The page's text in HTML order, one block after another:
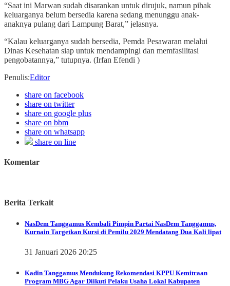
“Saat ini Marwan sudah disarankan untuk dirujuk, namun pihak
keluarganya belum bersedia karena sedang menunggu anak-
anaknya pulang dari Lampung Barat,” jelasnya.
“Kalau keluarganya sudah bersedia, Pemda Pesawaran melalui
Dinas Kesehatan siap untuk mendampingi dan memfasilitasi
pengobatannya,” tutupnya. (Irfan Efendi )
Penulis:Editor
share on facebook
share on twitter
share on google plus
share on bbm
share on whatsapp
share on line
Komentar
Berita Terkait
NasDem Tanggamus Kembali Pimpin Partai NasDem Tanggamus,
Kurnain Targetkan Kursi di Pemilu 2029 Mendatang Dua Kali lipat
31 Januari 2026 20:25
Kadin Tanggamus Mendukung Rekomendasi KPPU Kemitraan
Program MBG Agar Diikuti Pelaku Usaha Lokal Kabupaten